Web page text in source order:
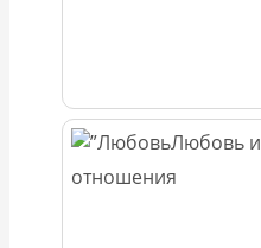
Любовь и
отношения